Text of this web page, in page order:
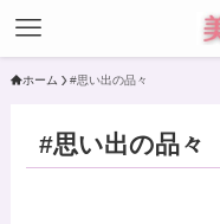
ホーム #思い出の品々
#思い出の品々